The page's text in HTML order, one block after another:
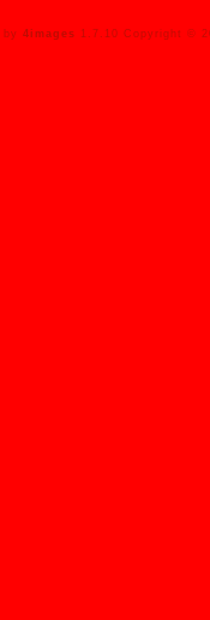
by 4images 1.7.10 Copyright ©